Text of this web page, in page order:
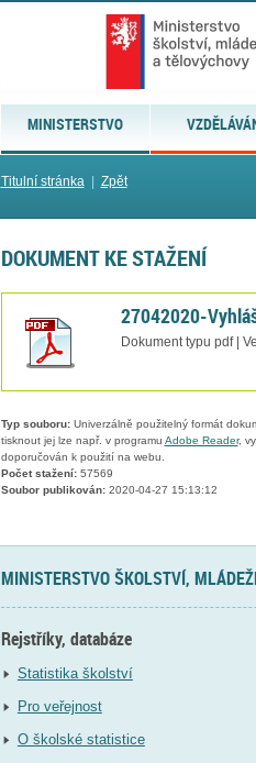
MINISTERSTVO
Titulní stránka| Zpět
DOKUMENT KE STAŽENÍ
27042020-
Dokument typu pdf |
Typ souboru:Univerzálně použitelný formát
tisknout jej lze např. v programu Adobe Reader,
doporučován k použití na webu.
Počet stažení:57569
Soubor publikován:2020-04-27 15:13:12
MINISTERSTVO ŠKOLSTVÍ,
Rejstříky, databáze
Statistika školství
Pro veřejnost
O školské statistice